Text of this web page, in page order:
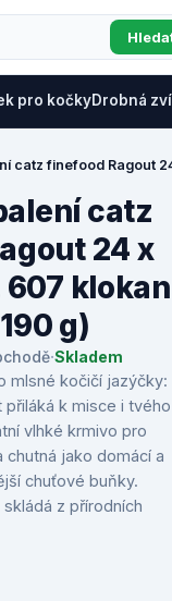
pro kočkyDrobná
catz finefood Ragout
catz
24 x
607 klokan
g)
·Skladem
mlsné kočičí jazýčky:
k misce i tvého
vlhké krmivo pro
jako domácí a
chuťové buňky.
z přírodních